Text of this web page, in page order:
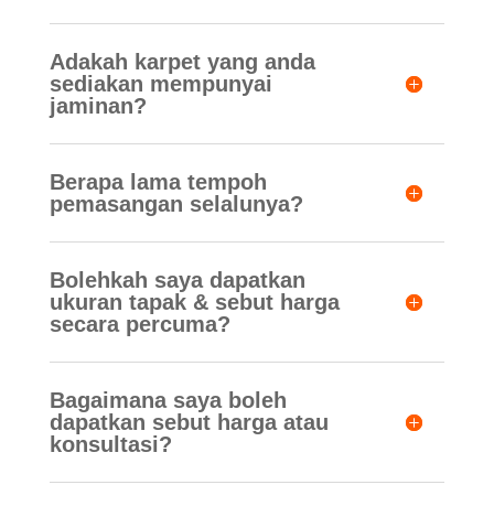
Adakah karpet yang anda
sediakan mempunyai
jaminan?
Berapa lama tempoh
pemasangan selalunya?
Bolehkah saya dapatkan
ukuran tapak & sebut harga
secara percuma?
Bagaimana saya boleh
dapatkan sebut harga atau
konsultasi?